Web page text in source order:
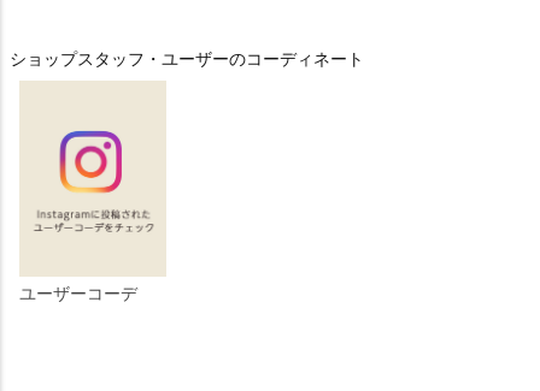
ショップスタッフ・ユーザーのコーディネート
ユーザーコーデ